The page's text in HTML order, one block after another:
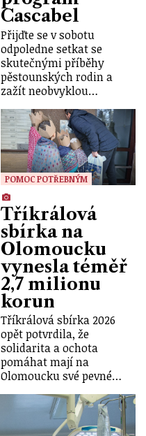
Cascabel
Přijďte se v sobotu
odpoledne setkat se
skutečnými příběhy
pěstounských rodin a
zažít neobvyklou…
POMOC POTŘEBNÝM
Tříkrálová
sbírka na
Olomoucku
vynesla téměř
2,7 milionu
korun
Tříkrálová sbírka 2026
opět potvrdila, že
solidarita a ochota
pomáhat mají na
Olomoucku své pevné…